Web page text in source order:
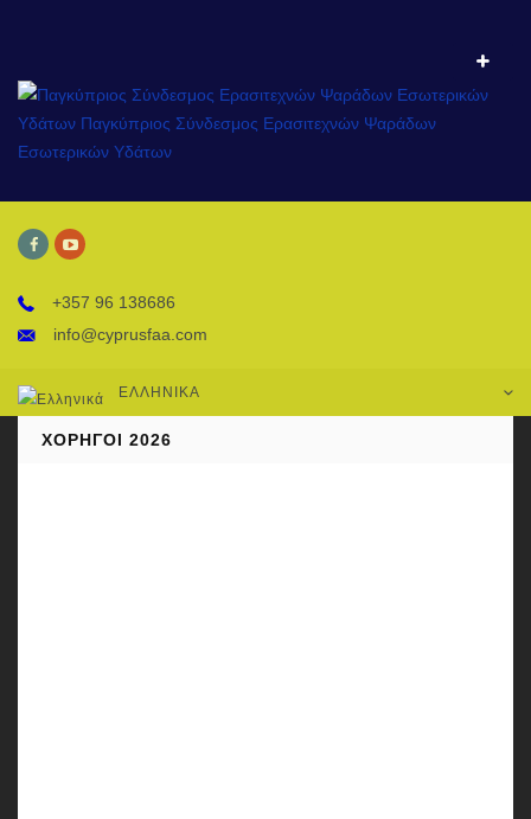
+357 96 138686
info@cyprusfaa.com
ΕΛΛΗΝΙΚΆ
ΧΟΡΗΓΟΊ 2026